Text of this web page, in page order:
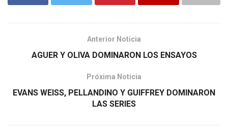
Anterior Noticia
AGUER Y OLIVA DOMINARON LOS ENSAYOS
Próxima Noticia
EVANS WEISS, PELLANDINO Y GUIFFREY DOMINARON
LAS SERIES